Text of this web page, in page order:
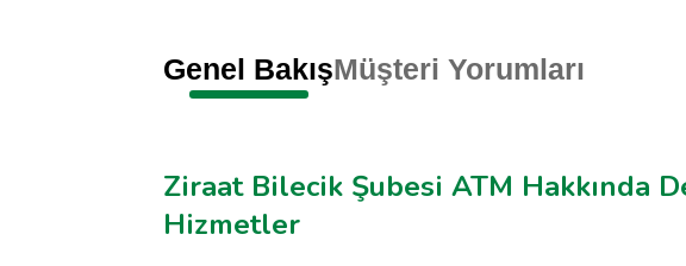
Genel BakışMüşteri Yorumları
Ziraat Bilecik Şubesi ATM Hakkında
Hizmetler